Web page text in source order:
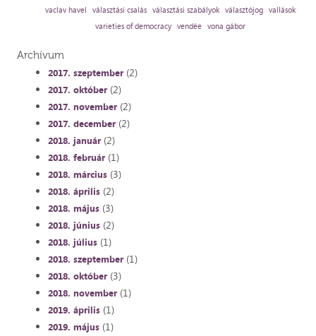
vaclav havel
választási csalás választási szabályok választójog vallások
varieties of democracy vendée vona gábor
Archívum
2017. szeptember(2)
2017. október(2)
2017. november(2)
2017. december(2)
2018. január(2)
2018. február(1)
2018. március(3)
2018. április(2)
2018. május(3)
2018. június(2)
2018. július(1)
2018. szeptember(1)
2018. október(3)
2018. november(1)
2019. április(1)
2019. május(1)